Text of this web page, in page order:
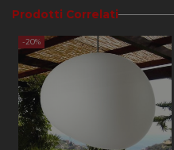
Prodotti Correlati
-20%
CookieScriptConsent